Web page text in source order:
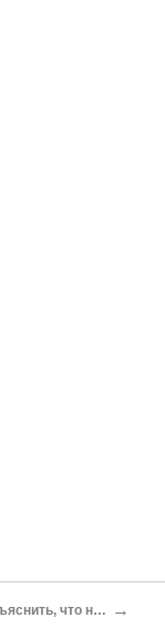
Часть первая, вводная, делающая попытку объяснить, что не все в этом мире так хорошо, как нам хотелось бы →